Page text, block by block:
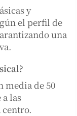
y
el perfil de
una
media de 50
las
centro.